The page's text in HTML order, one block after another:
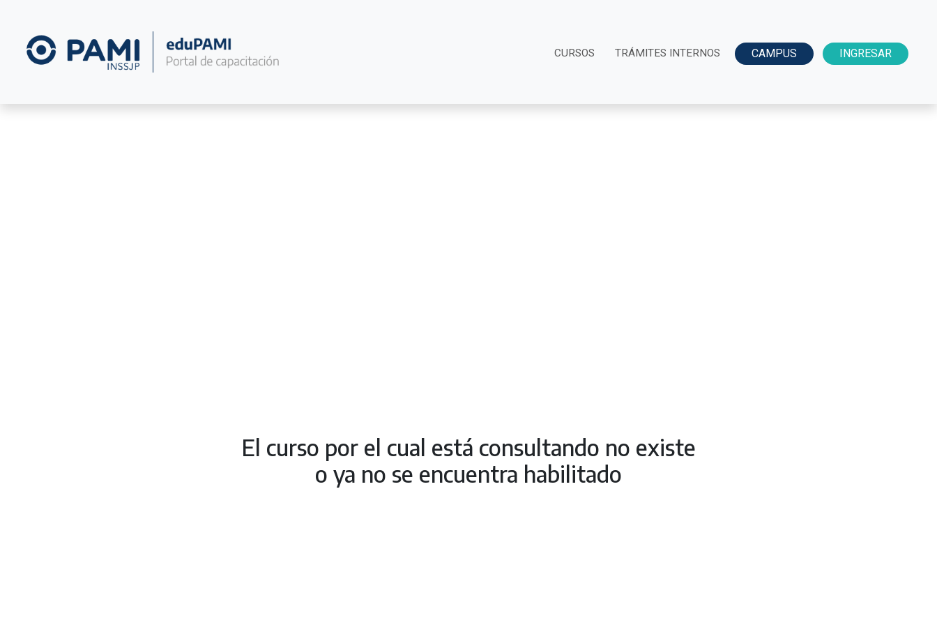
CURSOS TRÁMITES INTERNOS CAMPUS INGRESAR
El curso por el cual está consultando no existe
o ya no se encuentra habilitado